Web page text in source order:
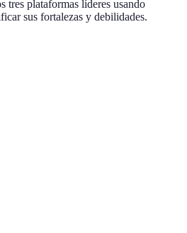
tres plataformas líderes usando
sus fortalezas y debilidades.